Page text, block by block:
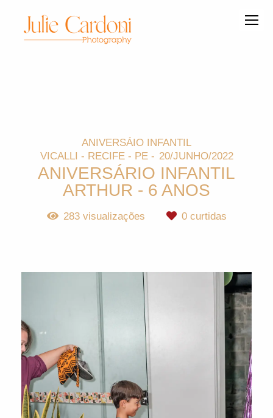
ANIVERSÁIO INFANTIL
VICALLI - RECIFE - PE
20/JUNHO/2022
ANIVERSÁRIO INFANTIL
ARTHUR - 6 ANOS
283visualizações 0curtidas